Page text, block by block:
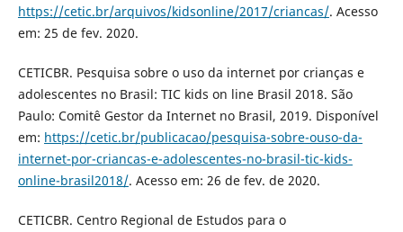
https://cetic.br/arquivos/kidsonline/2017/criancas/. Acesso
em: 25 de fev. 2020.
CETICBR. Pesquisa sobre o uso da internet por crianças e
adolescentes no Brasil: TIC kids on line Brasil 2018. São
Paulo: Comitê Gestor da Internet no Brasil, 2019. Disponível
em: https://cetic.br/publicacao/pesquisa-sobre-ouso-da-
internet-por-criancas-e-adolescentes-no-brasil-tic-kids-
online-brasil2018/. Acesso em: 26 de fev. de 2020.
CETICBR. Centro Regional de Estudos para o